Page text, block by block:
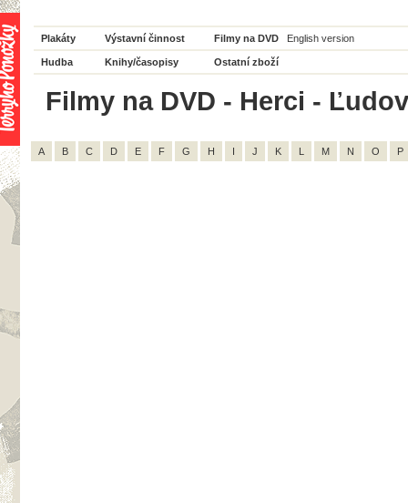
Plakáty Výstavní činnost Filmy na DVD English version
Hudba Knihy/časopisy Ostatní zboží
Filmy na DVD - Herci -
A B C D E F G H I J K L M N O P